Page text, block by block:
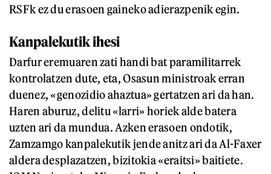
RSFk ez du erasoen gaineko adierazpenik egin.
Kanpalekutik ihesi
Darfur eremuaren zati handi bat paramilitarrek
kontrolatzen dute, eta, Osasun ministroak erran
duenez, «genozidio ahaztua» gertatzen ari da han.
Haren aburuz, delitu «larri» horiek alde batera
uzten ari da mundua. Azken erasoen ondotik,
Zamzamgo kanpalekutik jende anitz ari da Al-Faxer
aldera desplazatzen, bizitokia «eraitsi» baitiete.